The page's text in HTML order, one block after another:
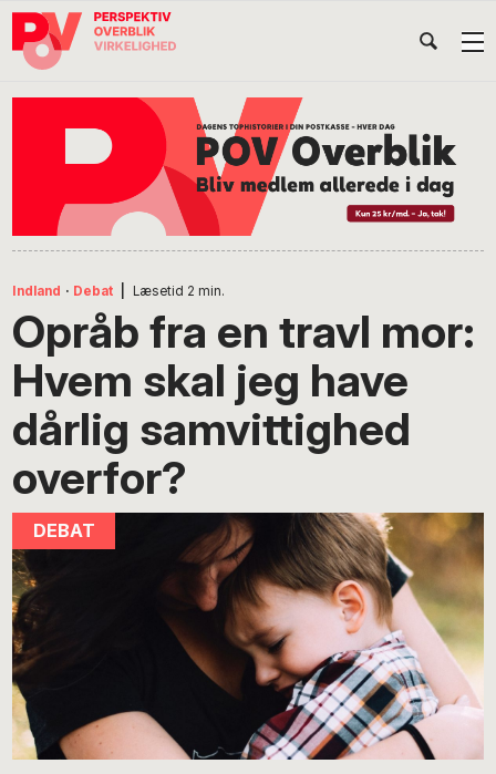
Gå
direkte
Skip
indhold
Gå
direkte
Indland · Debat Læsetid 2 min.
Opråb fra en travl mor:
Hvem skal jeg have
dårlig samvittighed
overfor?